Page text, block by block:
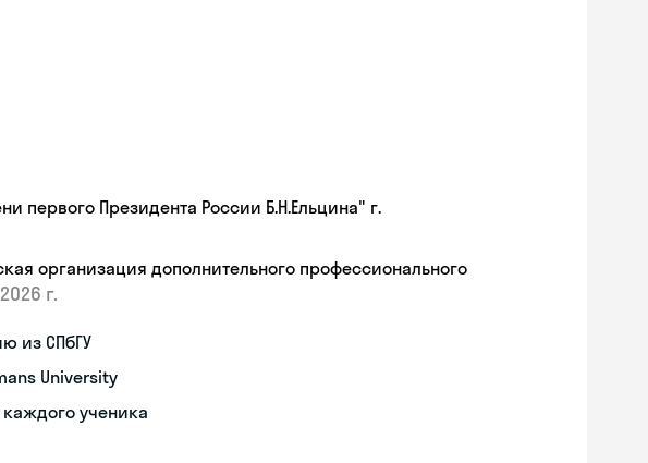
первого Президента России Б.Н.Ельцина" г.
организация дополнительного профессионального
2026 г.
из СПбГУ
University
ученика